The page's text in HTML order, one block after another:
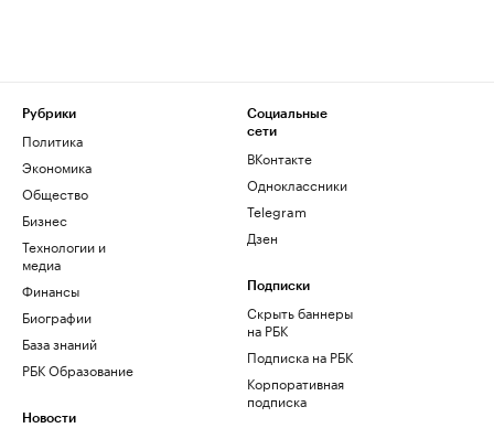
Рубрики
Политика
Экономика
Общество
Бизнес
Технологии и
медиа
Финансы
Биографии
База знаний
РБК Образование
Новости
Социальные
сети
ВКонтакте
Одноклассники
Telegram
Дзен
Подписки
Скрыть баннеры
на РБК
Подписка на РБК
Корпоративная
подписка